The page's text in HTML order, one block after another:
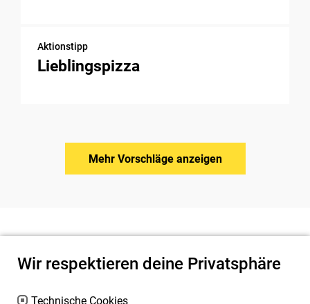
Aktionstipp
Lieblingspizza
Mehr Vorschläge anzeigen
Wir respektieren deine Privatsphäre
Technische Cookies